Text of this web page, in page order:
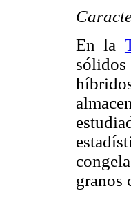
En la
sólidos
granos